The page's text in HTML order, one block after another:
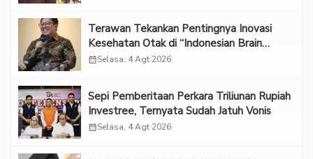
Terawan Tekankan Pentingnya Inovasi
Kesehatan Otak di “Indonesian Brain
Forum 2026 UPN Veteran Jakarta”
calendar_monthSelasa, 4 Agt 2026
Sepi Pemberitaan Perkara Triliunan Rupiah
Investree, Ternyata Sudah Jatuh Vonis
calendar_monthSelasa, 4 Agt 2026